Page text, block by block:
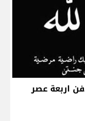
اربعة عصر